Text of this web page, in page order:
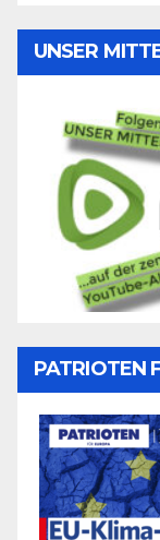
UNSER
PATRIOTEN